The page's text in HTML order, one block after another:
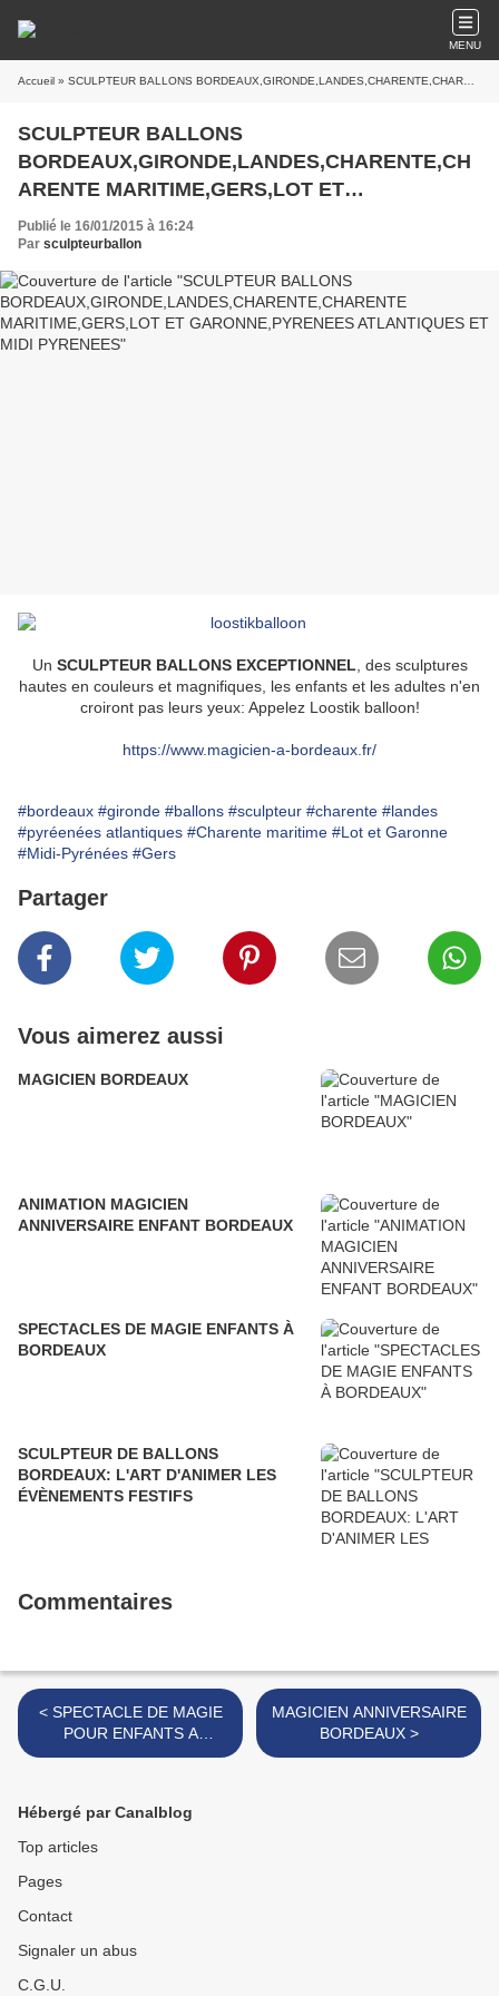
MENU
Accueil » SCULPTEUR BALLONS BORDEAUX,GIRONDE,LANDES,CHARENTE,CHARENTE MARITIME,GERS,LOT ET GARONNE,PYRENEES ATLANTIQUES ET MIDI PYRENEES
SCULPTEUR BALLONS
BORDEAUX,GIRONDE,LANDES,CHARENTE,CH
ARENTE MARITIME,GERS,LOT ET
GARONNE,PYRENEES ATLANTIQUES ET MIDI
PYRENEES
Publié le 16/01/2015 à 16:24
Par sculpteurballon
Un SCULPTEUR BALLONS EXCEPTIONNEL , des sculptures
hautes en couleurs et magnifiques, les enfants et les adultes n'en
croiront pas leurs yeux: Appelez Loostik balloon!
https://www.magicien-a-bordeaux.fr/
#bordeaux #gironde #ballons #sculpteur #charente #landes
#pyréenées atlantiques #Charente maritime #Lot et Garonne
#Midi-Pyrénées #Gers
Partager
Vous aimerez aussi
MAGICIEN BORDEAUX
ANIMATION MAGICIEN
ANNIVERSAIRE ENFANT BORDEAUX
SPECTACLES DE MAGIE ENFANTS À
BORDEAUX
SCULPTEUR DE BALLONS
BORDEAUX: L'ART D'ANIMER LES
ÉVÈNEMENTS FESTIFS
Commentaires
< SPECTACLE DE MAGIE
POUR ENFANTS A
BORDEAUX ET EN
MAGICIEN ANNIVERSAIRE
BORDEAUX >
Hébergé par Canalblog
Top articles
Pages
Contact
Signaler un abus
C.G.U.